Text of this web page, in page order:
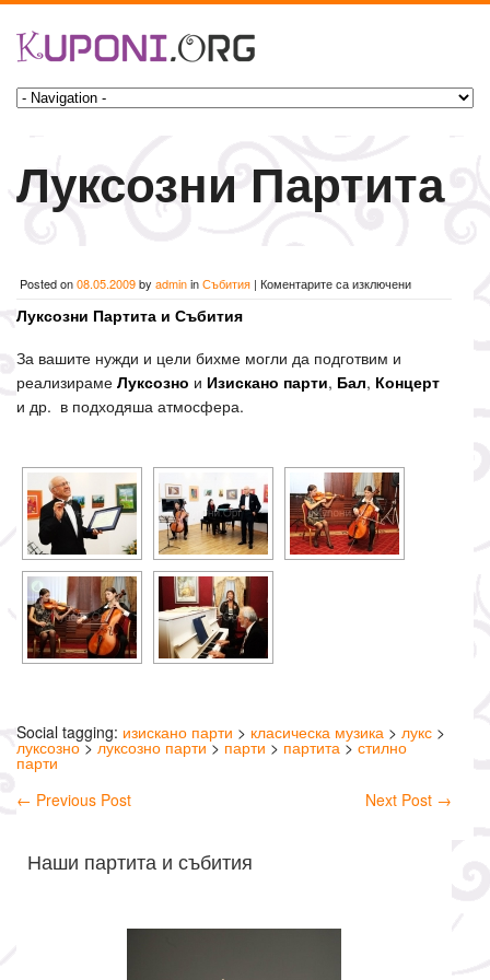
Луксозни Партита
Posted on08.05.2009by admininСъбития | Коментарите са изключениза
Луксозни Партита и Събития
За вашите нужди и цели бихме могли да подготвим и
реализираме Луксозно и Изискано парти, Бал, Концерт
и др. в подходяша атмосфера.
Social tagging: изискано парти > класическа музика > лукс >
луксозно> луксозно парти > парти > партита > стилно
парти
← Previous Post Next Post →
Наши партита и събития